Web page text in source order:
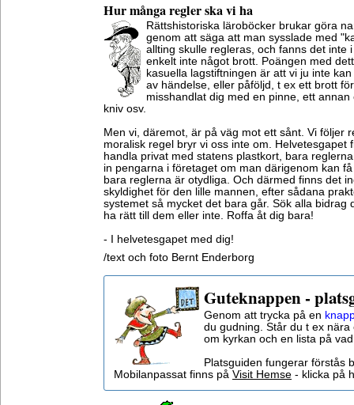
Hur många regler ska vi ha
Rättshistoriska läroböcker brukar göra
genom att säga att man sysslade med
allting skulle regleras, och fanns det inte
enkelt inte något brott. Poängen med
kasuella lagstiftningen är att vi ju inte
av händelse, eller påföljd, t ex ett brott
misshandlat dig med en pinne, ett
kniv osv.
Men vi, däremot, är på väg mot ett sånt. Vi följer
moralisk regel bryr vi oss inte om. Helvetesgapet
handla privat med statens plastkort, bara
in pengarna i företaget om man därigenom kan
bara reglerna är otydliga. Och därmed finns det
skyldighet för den lille mannen, efter sådana
systemet så mycket det bara går. Sök alla bidrag
ha rätt till dem eller inte. Roffa åt dig bara!
- I helvetesgapet med dig!
/text och foto Bernt Enderborg
Guteknappen -
Genom att trycka på en
du gudning. Står du t ex
om kyrkan och en lista på
Platsguiden fungerar förstås
Mobilanpassat finns på Visit Hemse - klicka på